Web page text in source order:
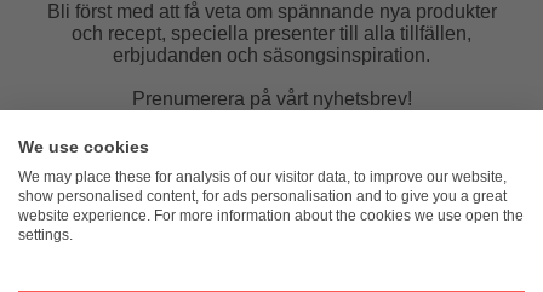
Bli först med att få veta om spännande nya produkter
och recept, speciella presenter till alla tillfällen,
erbjudanden och säsongsinspiration.
Prenumerera på vårt nyhetsbrev!
E-post:
We use cookies
We may place these for analysis of our visitor data, to improve our website,
show personalised content, for ads personalisation and to give you a great
website experience. For more information about the cookies we use open the
settings.